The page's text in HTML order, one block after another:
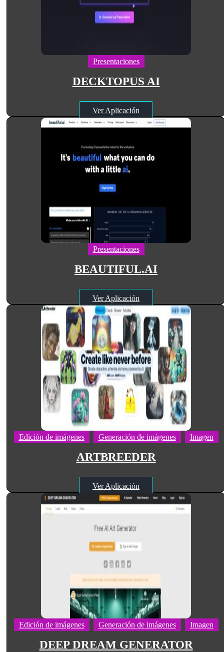
Presentaciones
DECKTOPUS AI
Ver Aplicación
Presentaciones
BEAUTIFUL.AI
Ver Aplicación
Edición de imágenes Generación de imágenes Imagen
ARTBREEDER
Ver Aplicación
Edición de imágenes Generación de imágenes Imagen
DEEP DREAM GENERATOR